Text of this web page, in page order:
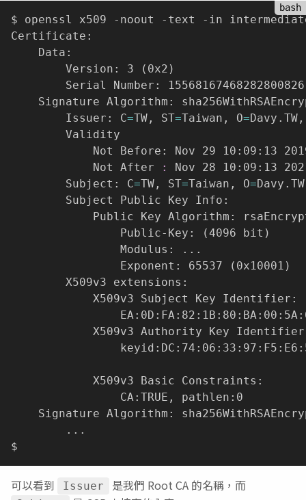
$ openssl x509 -noout -text -in
Certificate:
    Data:
        Version: 3
( 0x2 )
Serial Number:
Signature Algorithm:
        Issuer: C
=TW, ST=Taiwan, O=
        Validity
Not Before: Nov 29 10:09:13
            Not After
:
Nov 28 10:09:13
        Subject: C
=TW, ST=Taiwan, O=
        Subject Public Key Info:
Public Key Algorithm:
                Public-Key:
(4096 bit )
                Modulus:
.. .
                Exponent: 65537
( 0x10001 )
        X509v3 extensions:
            X509v3 Subject Key Identifier:
X509v3 Authority Key
            X509v3 Basic Constraints:
                CA:TRUE, pathlen:0
Signature Algorithm:
.. .
可以看到 Issuer 是我們 Root CA 的名稱，而